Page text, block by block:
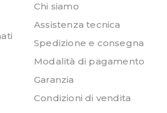
Chi siamo
Assistenza tecnica
Spedizione e consegna
Modalità di pagamento
Garanzia
Condizioni di vendita